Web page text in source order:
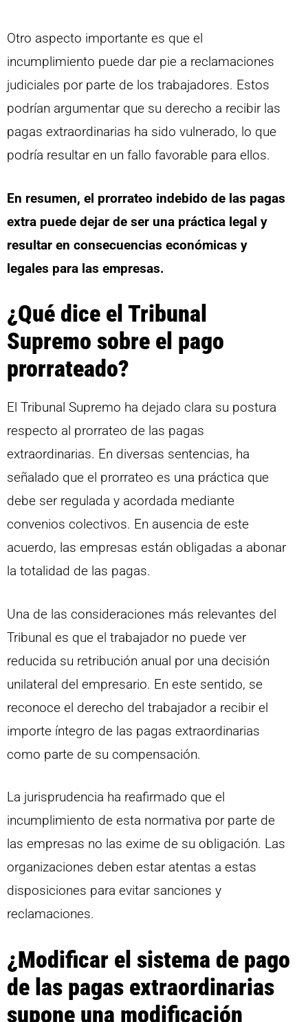
Otro aspecto importante es que el
incumplimiento puede dar pie a reclamaciones
judiciales por parte de los trabajadores. Estos
podrían argumentar que su derecho a recibir las
pagas extraordinarias ha sido vulnerado, lo que
podría resultar en un fallo favorable para ellos.
En resumen, el prorrateo indebido de las pagas
extra puede dejar de ser una práctica legal y
resultar en consecuencias económicas y
legales para las empresas.
¿Qué dice el Tribunal
Supremo sobre el pago
prorrateado?
El Tribunal Supremo ha dejado clara su postura
respecto al prorrateo de las pagas
extraordinarias. En diversas sentencias, ha
señalado que el prorrateo es una práctica que
debe ser regulada y acordada mediante
convenios colectivos. En ausencia de este
acuerdo, las empresas están obligadas a abonar
la totalidad de las pagas.
Una de las consideraciones más relevantes del
Tribunal es que el trabajador no puede ver
reducida su retribución anual por una decisión
unilateral del empresario. En este sentido, se
reconoce el derecho del trabajador a recibir el
importe íntegro de las pagas extraordinarias
como parte de su compensación.
La jurisprudencia ha reafirmado que el
incumplimiento de esta normativa por parte de
las empresas no las exime de su obligación. Las
organizaciones deben estar atentas a estas
disposiciones para evitar sanciones y
reclamaciones.
¿Modificar el sistema de pago
de las pagas extraordinarias
supone una modificación